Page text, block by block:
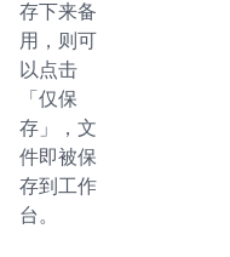
存下来备
用，则可
以点击
「仅保
存」，文
件即被保
存到工作
台。